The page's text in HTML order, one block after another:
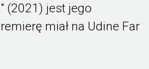
(2021) jest jego
miał na Udine Far